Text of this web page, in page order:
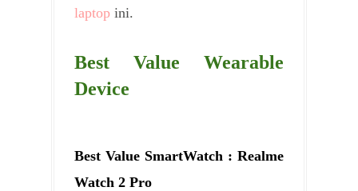
laptop ini.
Best Value Wearable
Device
Best Value SmartWatch : Realme
Watch 2 Pro